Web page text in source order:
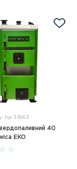
hp-33663
40
EKO